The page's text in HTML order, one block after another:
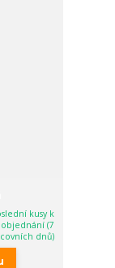
kusy k
objednání (7
dnů)